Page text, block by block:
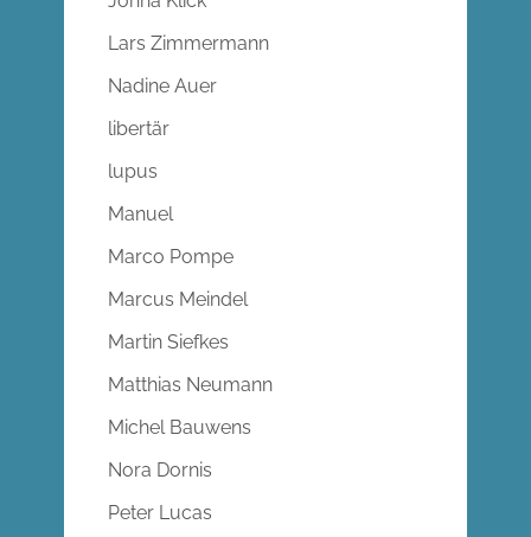
Lars Zimmermann
Nadine Auer
libertär
lupus
Manuel
Marco Pompe
Marcus Meindel
Martin Siefkes
Matthias Neumann
Michel Bauwens
Nora Dornis
Peter Lucas